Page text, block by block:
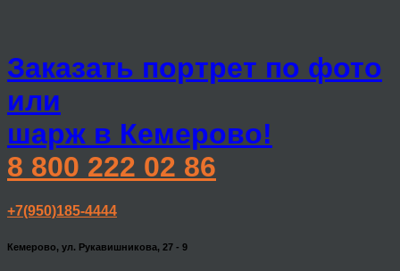
Заказать портрет по фото
или
шарж в Кемерово!
8 800 222 02 86
+7(950)185-4444
Кемерово, ул. Рукавишникова, 27 - 9